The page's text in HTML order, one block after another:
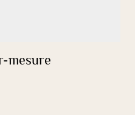
mesure